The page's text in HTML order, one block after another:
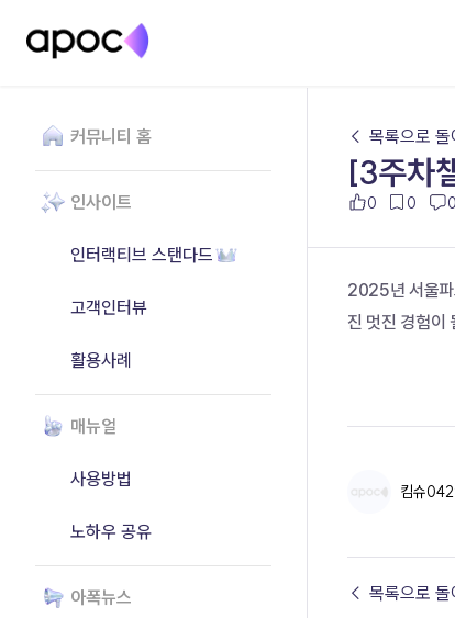
커뮤니티 홈
인사이트
인터랙티브 스탠다드
고객인터뷰
활용사례
매뉴얼
사용방법
노하우 공유
아폭뉴스
← 목록으로 돌
[3주차
0 0 0
2025년 서울파
진 멋진 경험이
킴슈
← 목록으로 돌